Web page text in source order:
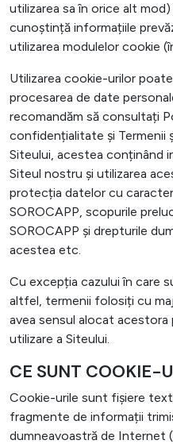
utilizarea sa în orice alt
cunoștință informațiile
utilizarea modulelor cookie
Utilizarea cookie-urilor
procesarea de date
recomandăm să consultați
confidențialitate și Termenii
Siteului, acestea conținând
Siteul nostru și utilizarea
protecția datelor cu
SOROCAPP, scopurile
SOROCAPP și drepturile
acestea etc.
Cu excepția cazului în care
altfel, termenii folosiți cu
avea sensul alocat acestora
utilizare a Siteului.
CE SUNT COOKIE-
Cookie-urile sunt fișiere
fragmente de informații
dumneavoastră de Internet (